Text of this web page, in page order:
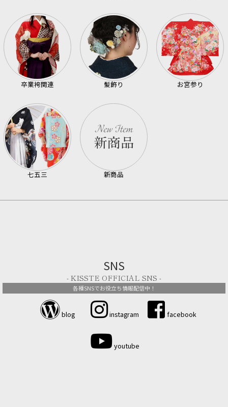
卒業袴関連 髪飾り お宮参り
七五三 新商品
SNS
- KISSTE OFFICIAL SNS -
各種SNSでお役立ち情報配信中！
blog instagram facebook
youtube